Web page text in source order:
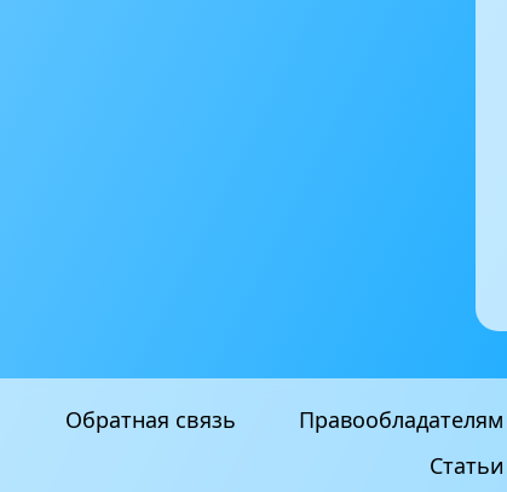
Обратная связь
Правообладателям
Статьи